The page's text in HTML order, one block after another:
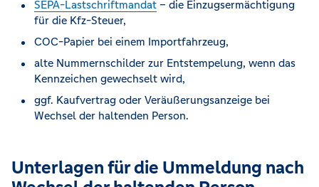
SEPA-Lastschriftmandat – die Einzugsermächtigung
für die Kfz-Steuer,
COC-Papier bei einem Importfahrzeug,
alte Nummernschilder zur Entstempelung, wenn das
Kennzeichen gewechselt wird,
ggf. Kaufvertrag oder Veräußerungsanzeige bei
Wechsel der haltenden Person.
Unterlagen für die Ummeldung nach